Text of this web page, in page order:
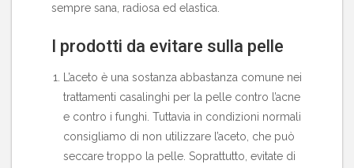
sempre sana, radiosa ed elastica.
I prodotti da evitare sulla pelle
L’aceto è una sostanza abbastanza comune nei
trattamenti casalinghi per la pelle contro l’acne
e contro i funghi. Tuttavia in condizioni normali
consigliamo di non utilizzare l’aceto, che può
seccare troppo la pelle. Soprattutto, evitate di